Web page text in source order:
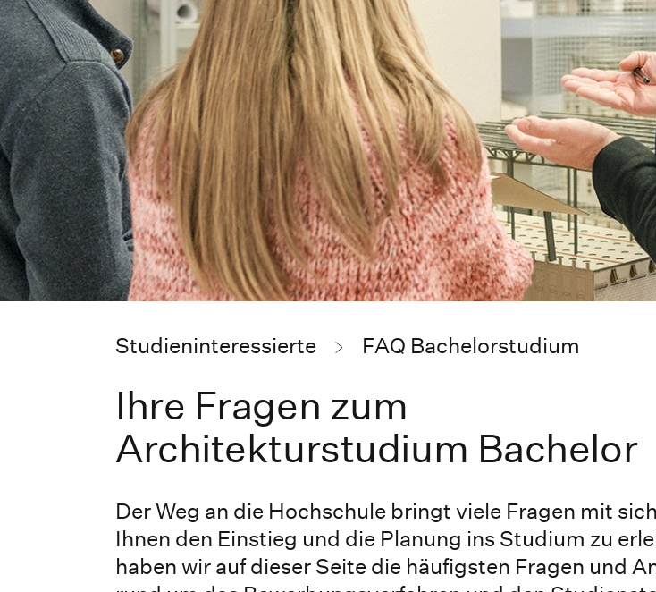
Studieninteressierte FAQ Bachelorstudium
Ihre Fragen zum
Architekturstudium Bachelor
Der Weg an die Hochschule bringt viele Fragen mit
Ihnen den Einstieg und die Planung ins Studium zu
haben wir auf dieser Seite die häufigsten Fragen und